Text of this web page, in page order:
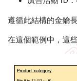
遵循此結構的金鑰
在這個範例中，這